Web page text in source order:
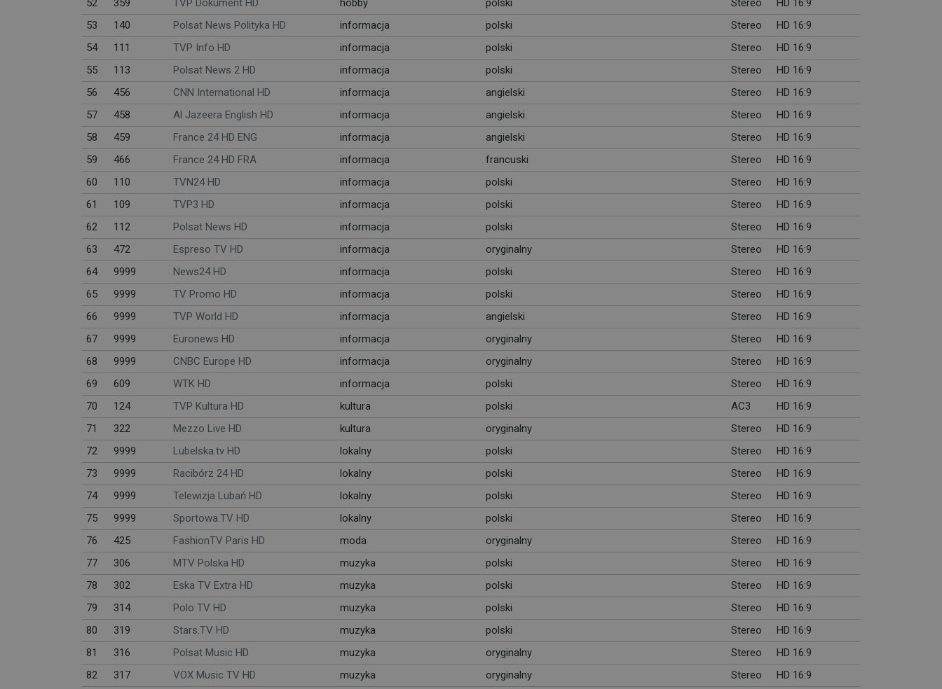
52
359 TVP Dokument HD hobby polski Stereo
HD 16:9
53
140 Polsat News Polityka HD informacja polski Stereo
HD 16:9
54
111 TVP Info HD informacja polski Stereo
HD 16:9
55
113 Polsat News 2 HD informacja polski Stereo
HD 16:9
56
456 CNN International HD informacja angielski Stereo
HD 16:9
57
458 Al Jazeera English HD informacja angielski Stereo
HD 16:9
58
459 France 24 HD ENG informacja angielski Stereo
HD 16:9
59
466 France 24 HD FRA informacja francuski Stereo
HD 16:9
60
110 TVN24 HD informacja polski Stereo
HD 16:9
61
109 TVP3 HD informacja polski Stereo
HD 16:9
62
112 Polsat News HD informacja polski Stereo
HD 16:9
63
472 Espreso TV HD informacja oryginalny Stereo
HD 16:9
64
9999 News24 HD informacja polski Stereo
HD 16:9
65
9999 TV Promo HD informacja polski Stereo
HD 16:9
66
9999 TVP World HD informacja angielski Stereo
HD 16:9
67
9999 Euronews HD informacja oryginalny Stereo
HD 16:9
68
9999 CNBC Europe HD informacja oryginalny Stereo
HD 16:9
69
609 WTK HD informacja polski Stereo
HD 16:9
70
124 TVP Kultura HD kultura polski AC3
HD 16:9
71
322 Mezzo Live HD kultura oryginalny Stereo
HD 16:9
72
9999 Lubelska.tv HD lokalny polski Stereo
HD 16:9
73
9999 Racibórz 24 HD lokalny polski Stereo
HD 16:9
74
9999 Telewizja Lubań HD lokalny polski Stereo
HD 16:9
75
9999 Sportowa.TV HD lokalny polski Stereo
HD 16:9
76
425 FashionTV Paris HD moda oryginalny Stereo
HD 16:9
77
306 MTV Polska HD muzyka polski Stereo
HD 16:9
78
302 Eska TV Extra HD muzyka polski Stereo
HD 16:9
79
314 Polo TV HD muzyka polski Stereo
HD 16:9
80
319 Stars.TV HD muzyka polski Stereo
HD 16:9
81
316 Polsat Music HD muzyka oryginalny Stereo
HD 16:9
82
317 VOX Music TV HD muzyka oryginalny Stereo HD 16:9